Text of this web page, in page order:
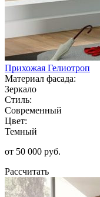
Прихожая Гелиотроп
Материал фасада:
Зеркало
Стиль:
Современный
Цвет:
Темный
от 50 000 руб.
Рассчитать